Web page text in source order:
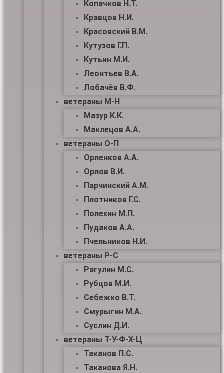
Копачков Н.Т.
Кравцов Н.И.
Красовский В.М.
Кутузов Г.П.
Кутьин М.И.
Леонтьев В.А.
Лобачёв В.Ф.
ветераны М-Н
Мазур К.К.
Маклецов А.А.
ветераны О-П
Орленков А.А.
Орлов В.И.
Парчинский А.М.
Плотников Г.С.
Полехин М.П.
Пудаков А.А.
Пчельников Н.И.
ветераны Р-С
Рагулин М.С.
Рубцов М.И.
Себежко В.Т.
Смурыгин М.А.
Суслин Д.И.
ветераны Т-У-Ф-Х-Ц
Таканов П.С.
Таканова Я.Н.